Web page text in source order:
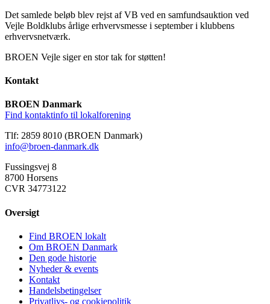
Det samlede beløb blev rejst af VB ved en samfundsauktion ved
Vejle Boldklubs årlige erhvervsmesse i september i klubbens
erhvervsnetværk.
BROEN Vejle siger en stor tak for støtten!
Kontakt
BROEN Danmark
Find kontaktinfo til lokalforening
Tlf: 2859 8010 (BROEN Danmark)
info@broen-danmark.dk
Fussingsvej 8
8700 Horsens
CVR 34773122
Oversigt
Find BROEN lokalt
Om BROEN Danmark
Den gode historie
Nyheder & events
Kontakt
Handelsbetingelser
Privatlivs- og cookiepolitik